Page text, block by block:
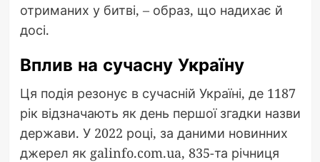
отриманих у битві, – образ, що надихає й
досі.
Вплив на сучасну Україну
Ця подія резонує в сучасній Україні, де 1187
рік відзначають як день першої згадки назви
держави. У 2022 році, за даними новинних
джерел як galinfo.com.ua, 835-та річниця